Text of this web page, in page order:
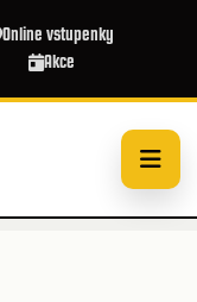
Online vstupenky
Akce